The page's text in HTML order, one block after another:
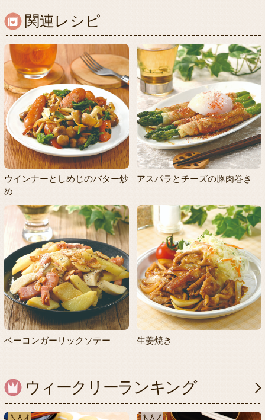
関連レシピ
ウインナーとしめじのバター炒
め
アスパラとチーズの豚肉巻き
ベーコンガーリックソテー 生姜焼き
ウィークリーランキング